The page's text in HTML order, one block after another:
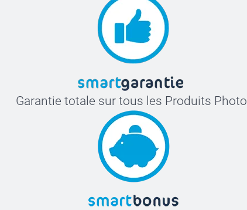
Garantie totale sur tous les Produits Photo